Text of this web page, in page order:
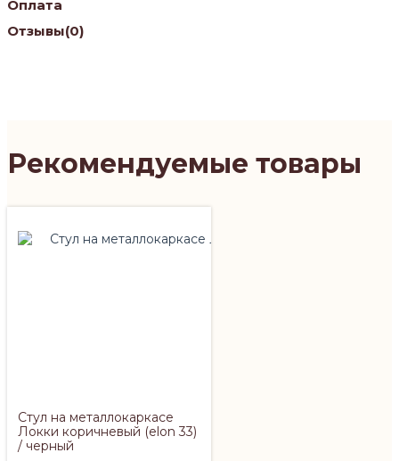
Оплата
Отзывы(0)
Рекомендуемые товары
Стул на металлокаркасе
Локки коричневый (elon 33)
/ черный